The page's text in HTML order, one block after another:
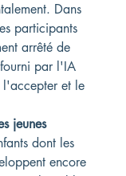
Dans
participants
arrêté de
par l'IA
l'accepter et le
jeunes
dont les
encore